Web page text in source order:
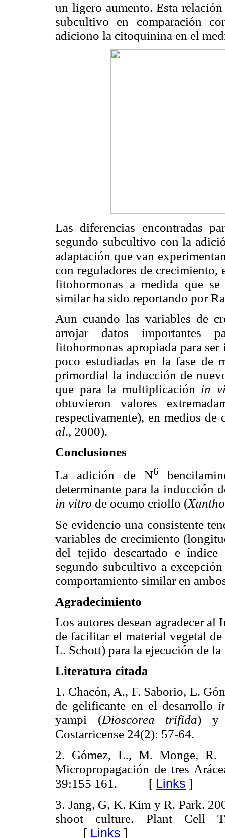
un ligero aumento. Esta
subcultivo en comparación
adiciono la citoquinina en el
Las diferencias encontradas
segundo subcultivo con la
adaptación que van
con reguladores de crecimiento,
fitohormonas a medida que
similar ha sido reportando por
Aun cuando las variables de
arrojar datos importantes
fitohormonas apropiada para
poco estudiadas en la fase de
primordial la inducción de
que para la multiplicación in
obtuvieron valores
respectivamente), en medios
al., 2000).
Conclusiones
La adición de N6
determinante para la inducción
in vitro de ocumo criollo (
Se evidencio una consistente
variables de crecimiento
del tejido descartado e
segundo subcultivo a
comportamiento similar en
Agradecimiento
Los autores desean agradecer
de facilitar el material vegetal
L. Schott) para la ejecución de
Literatura citada
1. Chacón, A., F. Saborio, L.
de gelificante en el desarrollo
yampi (Dioscorea trifida) y
Costarricense 24(2): 57-64.
2. Gómez, L., M. Monge, R.
Micropropagación de tres
39:155 161. [ Links ]
3. Jang, G, K. Kim y R. Park.
shoot culture. Plant Cell
[ Links ]